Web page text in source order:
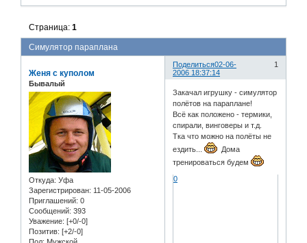
Симулятор параплана
Страница:1
Поделиться 1
02-06-
2006 18:37:14
Женя с куполом
Бывалый
Откуда: Уфа
Зарегистрирован: 11-05-2006
Приглашений: 0
Сообщений: 393
Уважение: [+0/-0]
Позитив: [+2/-0]
Закачал игрушку - симулятор
полётов на параплане!
Всё как положено - термики,
спирали, винговеры и т.д.
Тка что можно на полёты не
ездить...
Дома
тренироваться будем
0